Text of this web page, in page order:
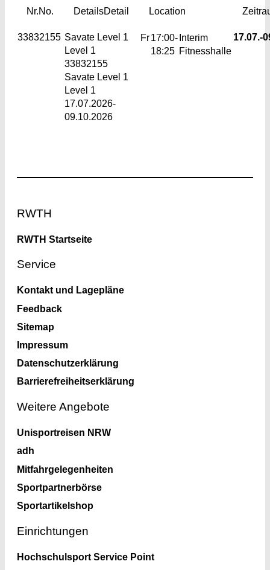
Nr.No. DetailsDetail
Location
33832155 Savate Level 1
Level 1
33832155
Savate Level 1
Level 1
17.07.2026-
09.10.2026
Fr17:00-
18:25
Interim
Fitnesshalle
17.07.-
RWTH
RWTH Startseite
Service
Kontakt und Lagepläne
Feedback
Sitemap
Impressum
Datenschutzerklärung
Barrierefreiheitserklärung
Weitere Angebote
Unisportreisen NRW
adh
Mitfahrgelegenheiten
Sportpartnerbörse
Sportartikelshop
Einrichtungen
Hochschulsport Service Point